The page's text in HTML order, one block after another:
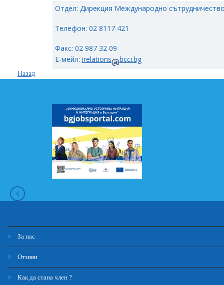
Отдел: Дирекция Международно
Телефон: 02 8117 421
Факс: 02 987 32 09
Е-мейл: irelations bcci.bg
Назад
За нас
Отзиви
Как да стана член ?